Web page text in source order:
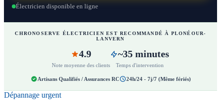
Électricien disponible en ligne
CHRONOSERVE ÉLECTRICIEN EST RECOMMANDÉ À PLONÉOUR-
LANVERN
4.9
Note moyenne des clients
~35 minutes
Temps d'intervention
Artisans Qualifiés / Assurances RC 24h/24 - 7j/7 (Même fériés)
Dépannage urgent